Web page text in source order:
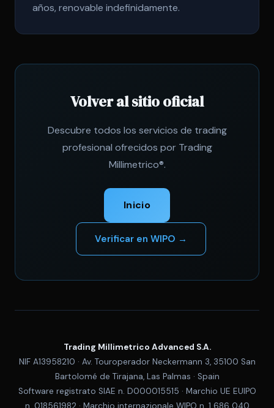
años, renovable indefinidamente.
Volver al sitio oficial
Descubre todos los servicios de trading
profesional ofrecidos por Trading
Millimetrico®.
Inicio
Verificar en WIPO →
Trading Millimetrico Advanced S.A.
NIF A13958210 · Av. Touroperador Neckermann 3, 35100 San
Bartolomé de Tirajana, Las Palmas · Spain
Software registrato SIAE n. D000015515 · Marchio UE EUIPO
n. 018561982 · Marchio internazionale WIPO n. 1 686 040